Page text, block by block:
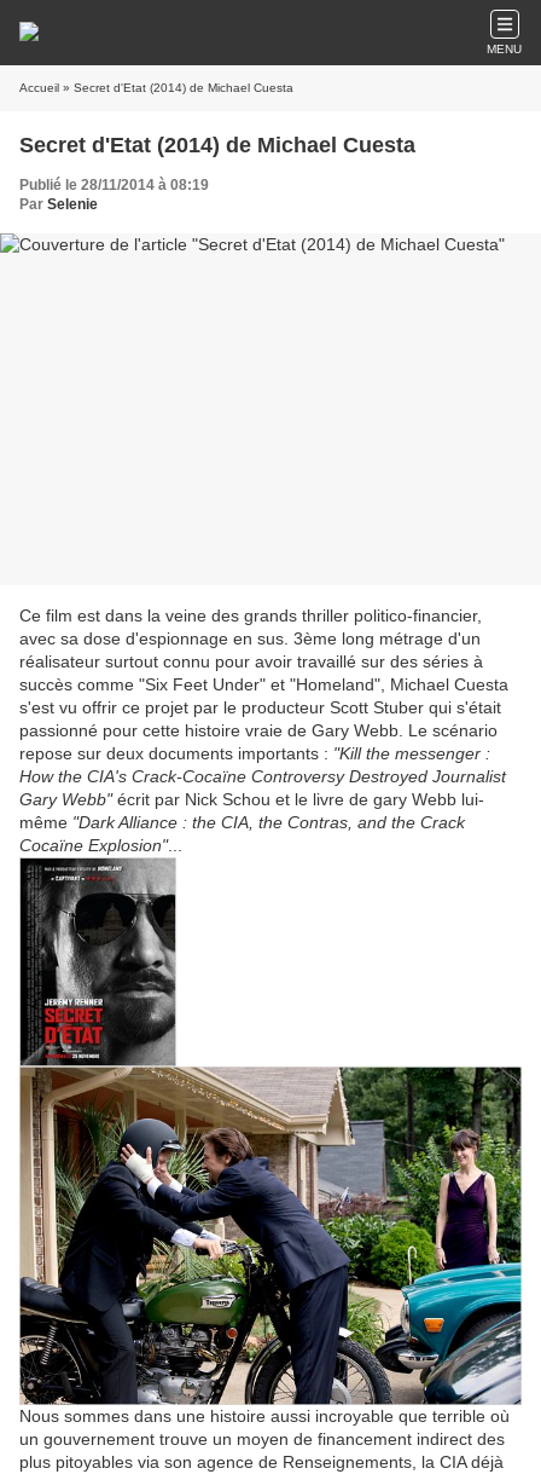
MENU
Accueil » Secret d'Etat (2014) de Michael Cuesta
Secret d'Etat (2014) de Michael Cuesta
Publié le 28/11/2014 à 08:19
Par Selenie
Ce film est dans la veine des grands thriller politico-financier,
avec sa dose d'espionnage en sus. 3ème long métrage d'un
réalisateur surtout connu pour avoir travaillé sur des séries à
succès comme "Six Feet Under" et "Homeland", Michael Cuesta
s'est vu offrir ce projet par le producteur Scott Stuber qui s'était
passionné pour cette histoire vraie de Gary Webb. Le scénario
repose sur deux documents importants : "Kill the messenger :
How the CIA's Crack-Cocaïne Controversy Destroyed Journalist
Gary Webb"écrit par Nick Schou et le livre de gary Webb lui-
même "Dark Alliance : the CIA, the Contras, and the Crack
Cocaïne Explosion"...
Nous sommes dans une histoire aussi incroyable que terrible où
un gouvernement trouve un moyen de financement indirect des
plus pitoyables via son agence de Renseignements, la CIA déjà